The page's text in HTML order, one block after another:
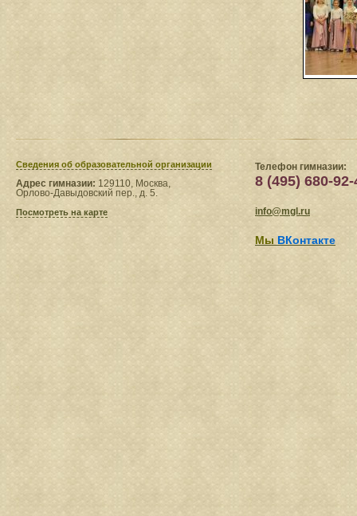
Сведения​ об образовательной организации
Адрес гимназии: 129110, Москва,
Орлово-Давыдовский пер., д. 5.
Посмотреть на карте
Телефон гимназии:
8 (495) 680-92-
info@mgl.ru
Мы ВКонтакте